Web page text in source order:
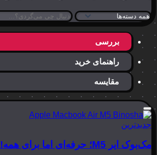
بررسی
راهنمای خرید
مقایسه
جدیدترین
مک‌بوک ایر M5؛ حرفه‌ای اما برای همه!